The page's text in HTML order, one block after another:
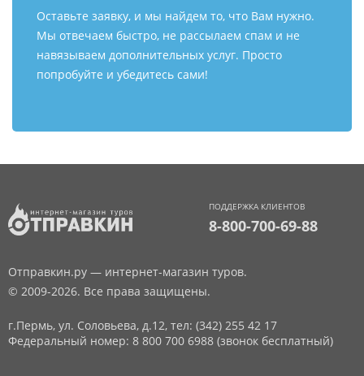
Оставьте заявку, и мы найдем то, что Вам нужно.
Мы отвечаем быстро, не рассылаем спам и не
навязываем дополнительных услуг. Просто
попробуйте и убедитесь сами!
ПОДДЕРЖКА КЛИЕНТОВ
8-800-700-69-88
Отправкин.ру — интернет-магазин туров.
© 2009-2026. Все права защищены.
г.Пермь, ул. Соловьева, д.12, тел: (342) 255 42 17
Федеральный номер: 8 800 700 6988 (звонок бесплатный)